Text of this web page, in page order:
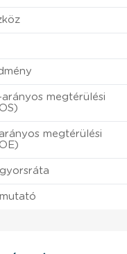
megtérülési
megtérülési
gyorsráta